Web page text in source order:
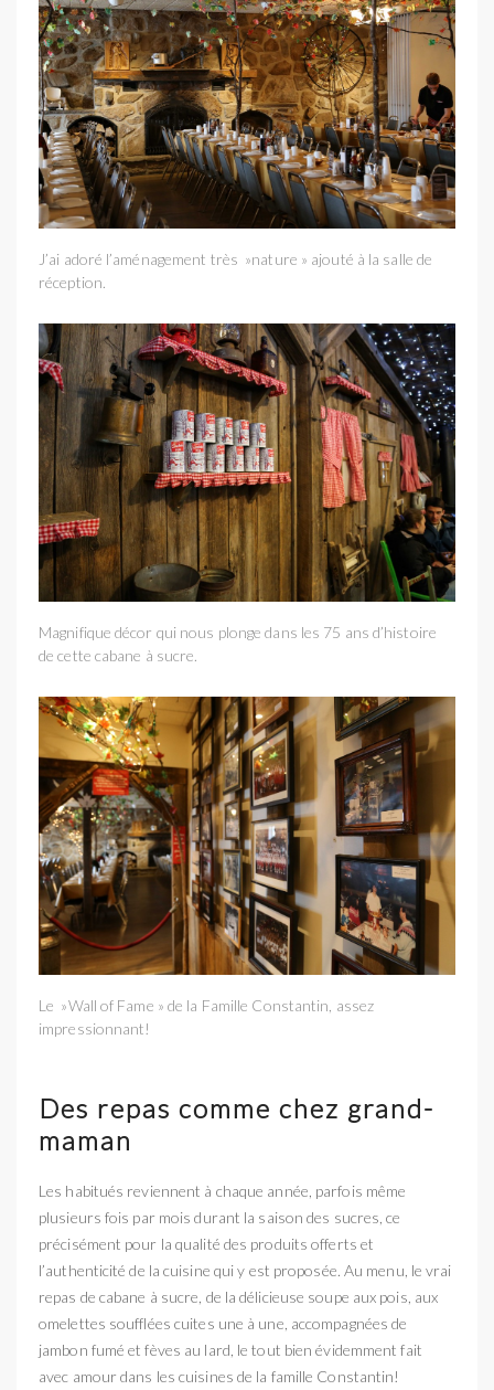
J’ai adoré l’aménagement très »nature » ajouté à la salle de
réception.
Magnifique décor qui nous plonge dans les 75 ans d’histoire
de cette cabane à sucre.
Le »Wall of Fame » de la Famille Constantin, assez
impressionnant!
Des repas comme chez grand-
maman
Les habitués reviennent à chaque année, parfois même
plusieurs fois par mois durant la saison des sucres, ce
précisément pour la qualité des produits offerts et
l’authenticité de la cuisine qui y est proposée. Au menu, le vrai
repas de cabane à sucre, de la délicieuse soupe aux pois, aux
omelettes soufflées cuites une à une, accompagnées de
jambon fumé et fèves au lard, le tout bien évidemment fait
avec amour dans les cuisines de la famille Constantin!